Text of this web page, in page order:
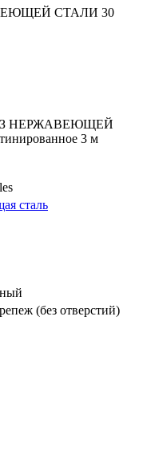
НЕРЖАВЕЮЩЕЙ
3 м
сталь
(без отверстий)